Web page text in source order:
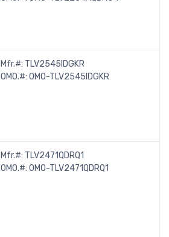
Mfr.#: TLV2545IDGKR
OMO.#: OMO-TLV2545IDGKR
Mfr.#: TLV2471QDRQ1
OMO.#: OMO-TLV2471QDRQ1